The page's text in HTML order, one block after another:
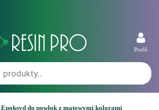
Profil
Epoksyd do powłok z matowymi kolorami